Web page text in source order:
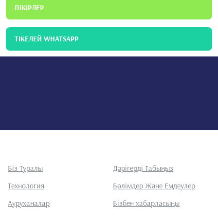
ПІКІРЛЕР
ТІКЕЛЕЙ WHATSAPP
Біз Туралы
Дәрігерді Табыңыз
Технология
Бөлімдер Және Емдеулер
Ауруханалар
Бізбен хабарласыңы